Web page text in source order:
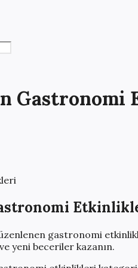
gastronomi
yeni beceriler kazanın.